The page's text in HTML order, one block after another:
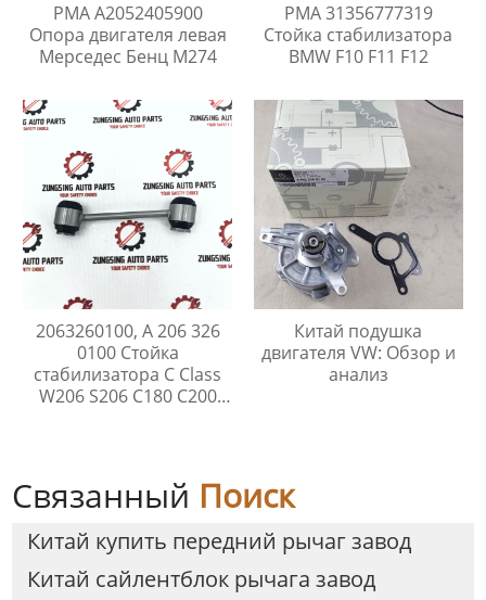
PMA A2052405900
Опора двигателя левая
Мерседес Бенц M274
PMA 31356777319
Стойка стабилизатора
BMW F10 F11 F12
2063260100, A 206 326
0100 Стойка
стабилизатора C Class
W206 S206 C180 C200
Китай подушка
двигателя VW: Обзор и
анализ
Связанный Поиск
Китай купить передний рычаг завод
Китай сайлентблок рычага завод